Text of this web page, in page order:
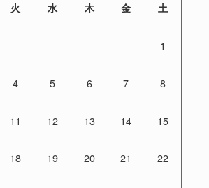
火 水 木 金 土
1
4 5 6 7 8
11 12 13 14 15
18 19 20 21 22